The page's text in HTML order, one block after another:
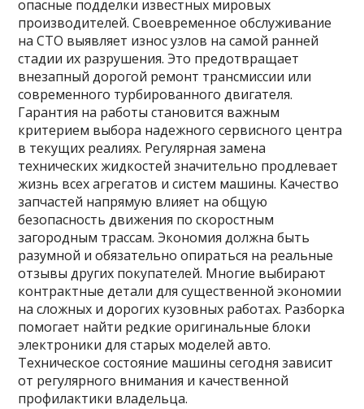
опасные подделки известных мировых
производителей. Своевременное обслуживание
на СТО выявляет износ узлов на самой ранней
стадии их разрушения. Это предотвращает
внезапный дорогой ремонт трансмиссии или
современного турбированного двигателя.
Гарантия на работы становится важным
критерием выбора надежного сервисного центра
в текущих реалиях. Регулярная замена
технических жидкостей значительно продлевает
жизнь всех агрегатов и систем машины. Качество
запчастей напрямую влияет на общую
безопасность движения по скоростным
загородным трассам. Экономия должна быть
разумной и обязательно опираться на реальные
отзывы других покупателей. Многие выбирают
контрактные детали для существенной экономии
на сложных и дорогих кузовных работах. Разборка
помогает найти редкие оригинальные блоки
электроники для старых моделей авто.
Техническое состояние машины сегодня зависит
от регулярного внимания и качественной
профилактики владельца.